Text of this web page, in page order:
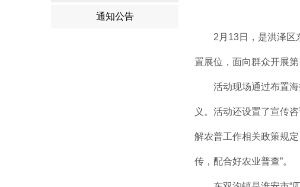
通知公告
2月13日，是洪泽区
置展位，面向群众开展
活动现场通过布置
义。活动还设置了宣传
解农普工作相关政策规
传，配合好农业普查”。